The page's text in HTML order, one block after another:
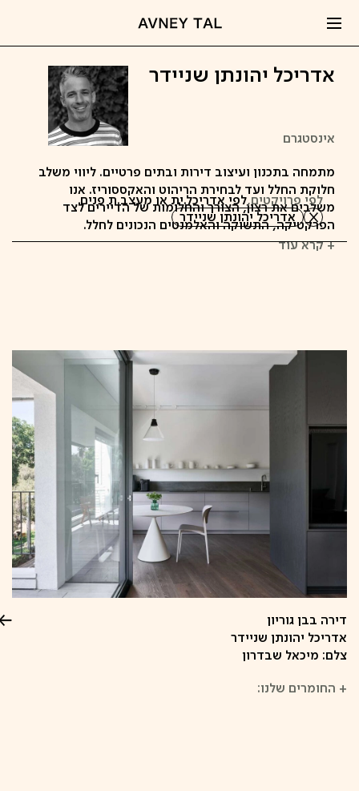
לפי פרויקטים,לפי אדריכל.ית או מעצב.ת פנים
אדריכל יהונתן שניידר
אדריכל יהונתן שניידר
אינסטגרם
מתמחה בתכנון ועיצוב דירות ובתים פרטיים. ליווי משלב
חלוקת החלל ועד לבחירת הריהוט והאקססוריז. אנו
משלבים את רצון, הצורך והחלומות של הדיירים לצד
הפרקטיקה, התשוקה והאלמנטים הנכונים לחלל.
+ קרא עוד
דירה בבן גוריון
אדריכל יהונתן שניידר
צלם: מיכאל שבדרון
+ החומרים שלנו: